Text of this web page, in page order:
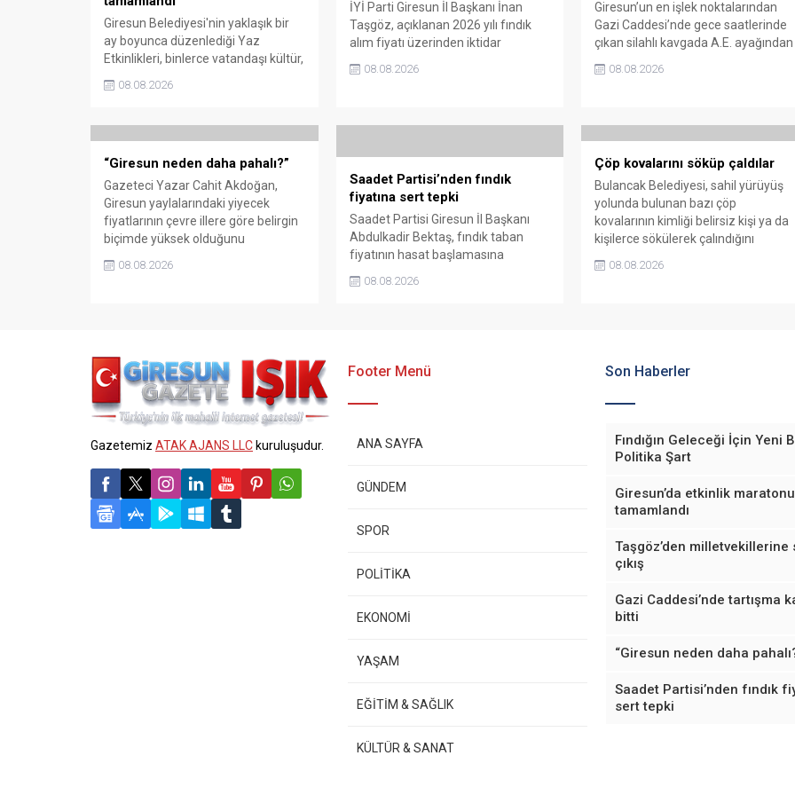
Giresun Belediyesi'nin yaklaşık bir
ay boyunca düzenlediği Yaz
Etkinlikleri, binlerce vatandaşı kültür,
sanat ve eğlenceyle buluşturdu.
Yoğun ilgi gören organizasyonun
süresi de 16 Ağustos'a kadar
08.08.2026
İYİ Parti Giresun İl Başkanı İnan
Taşgöz, açıklanan 2026 yılı fındık
alım fiyatı üzerinden iktidar
milletvekillerini sert sözlerle
eleştirdi. Taşgöz, üreticinin
08.08.2026
Giresun’un en işlek noktalarından
Gazi Caddesi’nde gece saatlerinde
çıkan silahlı kavgada A.E. ayağından
vuruldu. Olay sonrası bölgede kısa
süreli panik yaşanırken polis geniş
08.08.2026
“Giresun neden daha pahalı?”
Gazeteci Yazar Cahit Akdoğan,
Giresun yaylalarındaki yiyecek
fiyatlarının çevre illere göre belirgin
biçimde yüksek olduğunu
savunarak Giresun Valiliği, Tarım ve
Orman İl Müdürlüğü ile ilgili
08.08.2026
Saadet Partisi’nden fındık
fiyatına sert tepki
Saadet Partisi Giresun İl Başkanı
Abdulkadir Bektaş, fındık taban
fiyatının hasat başlamasına
rağmen açıklanmamasına tepki
gösterdi. Bektaş, maliyetlerin
08.08.2026
Çöp kovalarını söküp çaldılar
Bulancak Belediyesi, sahil yürüyüş
yolunda bulunan bazı çöp
kovalarının kimliği belirsiz kişi ya da
kişilerce sökülerek çalındığını
açıkladı. Belediye, kamu malına
zarar verenlerin tespiti için
08.08.2026
Gazetemiz ATAK AJANS LLC kuruluşudur.
Footer Menü
ANA SAYFA
GÜNDEM
SPOR
POLİTİKA
EKONOMİ
YAŞAM
EĞİTİM & SAĞLIK
KÜLTÜR & SANAT
Son Haberler
Fındığın Geleceği İçin Yeni
Politika Şart
Giresun’da etkinlik maratonu
tamamlandı
Taşgöz’den milletvekillerine
çıkış
Gazi Caddesi’nde tartışma
bitti
“Giresun neden daha
Saadet Partisi’nden fındık
sert tepki